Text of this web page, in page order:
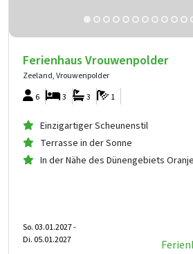
Ferienhaus Vrouwenpolder
Zeeland, Vrouwenpolder
6
1
3
3
Einzigartiger Scheunenstil
Terrasse in der Sonne
In der Nähe des Dünengebiets
So. 03.01.2027 -
Di. 05.01.2027